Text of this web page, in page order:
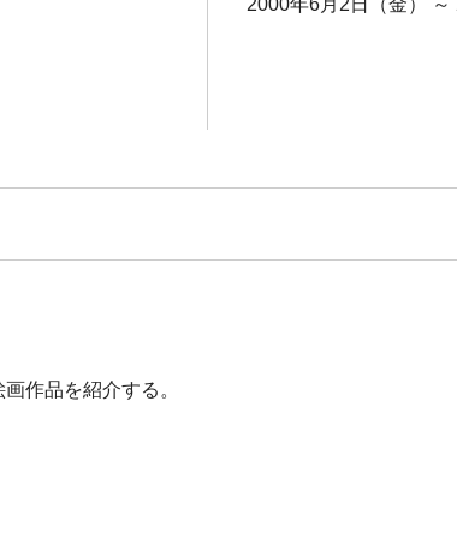
2000年6月2日（金） ～
作品を紹介する。